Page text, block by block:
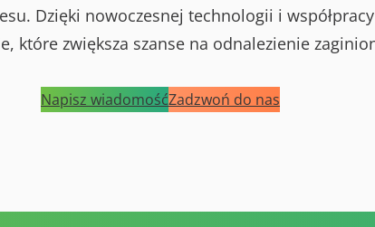
Dzięki nowoczesnej technologii i
które zwiększa szanse na odnalezienie
Napisz wiadomośćZadzwoń do nas